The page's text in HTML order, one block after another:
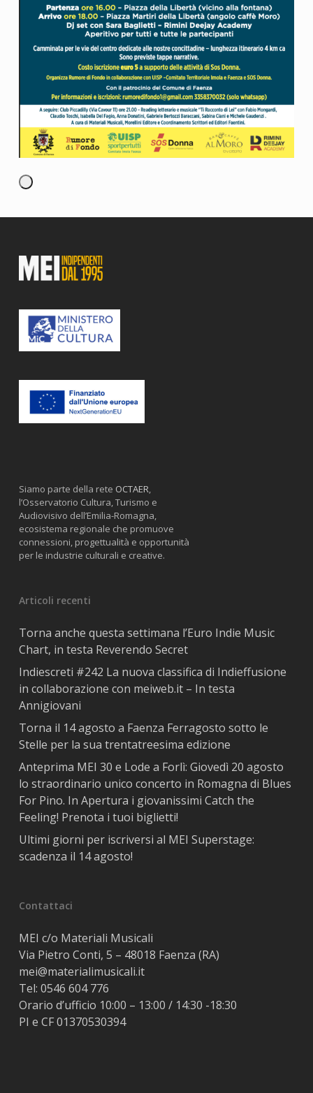
Siamo parte della rete OCTAER,
l’Osservatorio Cultura, Turismo e
Audiovisivo dell’Emilia-Romagna,
ecosistema regionale che promuove
connessioni, progettualità e opportunità
per le industrie culturali e creative.
Articoli recenti
Torna anche questa settimana l’Euro Indie Music
Chart, in testa Reverendo Secret
Indiescreti #242 La nuova classifica di Indieffusione
in collaborazione con meiweb.it – In testa
Annigiovani
Torna il 14 agosto a Faenza Ferragosto sotto le
Stelle per la sua trentatreesima edizione
Anteprima MEI 30 e Lode a Forlì: Giovedì 20 agosto
lo straordinario unico concerto in Romagna di Blues
For Pino. In Apertura i giovanissimi Catch the
Feeling! Prenota i tuoi biglietti!
Ultimi giorni per iscriversi al MEI Superstage:
scadenza il 14 agosto!
Contattaci
MEI c/o Materiali Musicali
Via Pietro Conti, 5 – 48018 Faenza (RA)
mei@materialimusicali.it
Tel: 0546 604 776
Orario d’ufficio 10:00 – 13:00 / 14:30 -18:30
PI e CF 01370530394